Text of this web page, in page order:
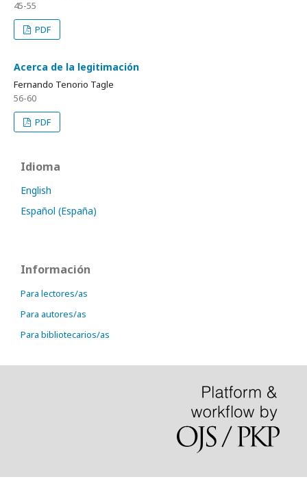
45-55
PDF
Acerca de la legitimación
Fernando Tenorio Tagle
56-60
PDF
Idioma
English
Español (España)
Información
Para lectores/as
Para autores/as
Para bibliotecarios/as